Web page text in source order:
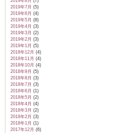
2019年7月 (5)
2019年6月 (4)
2019年5月 (8)
2019年4月 (3)
2019年3月 (2)
2019年2月 (3)
2019年1月 (5)
2018年12月 (4)
2018年11月 (4)
2018年10月 (4)
2018年9月 (5)
2018年8月 (3)
2018年7月 (3)
2018年6月 (1)
2018年5月 (2)
2018年4月 (4)
2018年3月 (2)
2018年2月 (3)
2018年1月 (1)
2017年12月 (6)